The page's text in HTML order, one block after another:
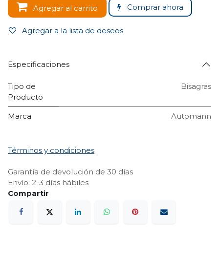
Agregar al carrito Comprar ahora
Agregar a la lista de deseos
Especificaciones
Tipo de
Producto
Bisagras
Marca Automann
Términos y condiciones
Garantía de devolución de 30 días
Envío: 2-3 días hábiles